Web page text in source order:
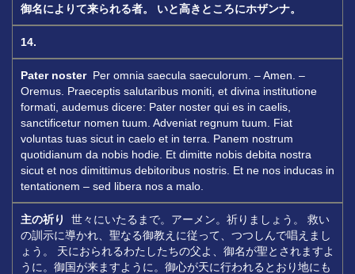
御名によりて来られる者。
いと高きところにホザンナ。
14.
Pater nosterPer omnia saecula saeculorum. – Amen. –
Oremus. Praeceptis salutaribus moniti, et divina institutione
formati, audemus dicere: Pater noster qui es in caelis,
sanctificetur nomen tuum. Adveniat regnum tuum. Fiat
voluntas tuas sicut in caelo et in terra. Panem nostrum
quotidianum da nobis hodie. Et dimitte nobis debita nostra
sicut et nos dimittimus debitoribus nostris. Et ne nos inducas in
tentationem – sed libera nos a malo.
主の祈り
世々にいたるまで。アーメン。祈りましょう。 救い
の訓示に導かれ、聖なる御教えに従って、つつしんで唱えまし
ょう。 天におられるわたしたちの父よ、御名が聖とされますよ
うに。御国が来ますように。御心が天に行われるとおり地にも